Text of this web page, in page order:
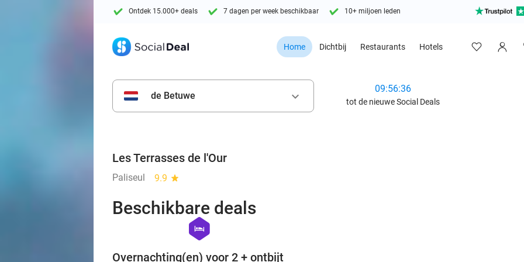
Ontdek 15.000+ deals 7 dagen per week beschikbaar 10+ miljoen leden
Home Dichtbij Restaurants Hotels
de Betuwe keyboard_arrow_down
09:56:34
tot de nieuwe Social Deals
Les Terrasses de l'Our
Paliseul 9.9 star
Beschikbare deals
hexagon
hotel
Overnachting(en) voor 2 + ontbijt